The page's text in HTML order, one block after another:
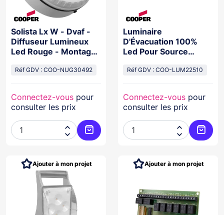
Solista Lx W - Dvaf -
Diffuseur Lumineux
Led Rouge - Montage
Réf GDV : COO-NUG30492
Connectez-vous pour
consulter les prix


Ajouter au panier
Luminaire
D'Évacuation 100%
Led Pour Source
Réf GDV : COO-LUM22510
Connectez-vous pour
consulter les prix


Ajouter à mon projet Ajouter à mon projet